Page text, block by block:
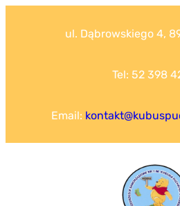
ul. Dąbrowskiego 4,
Tel: 52 398
Email: